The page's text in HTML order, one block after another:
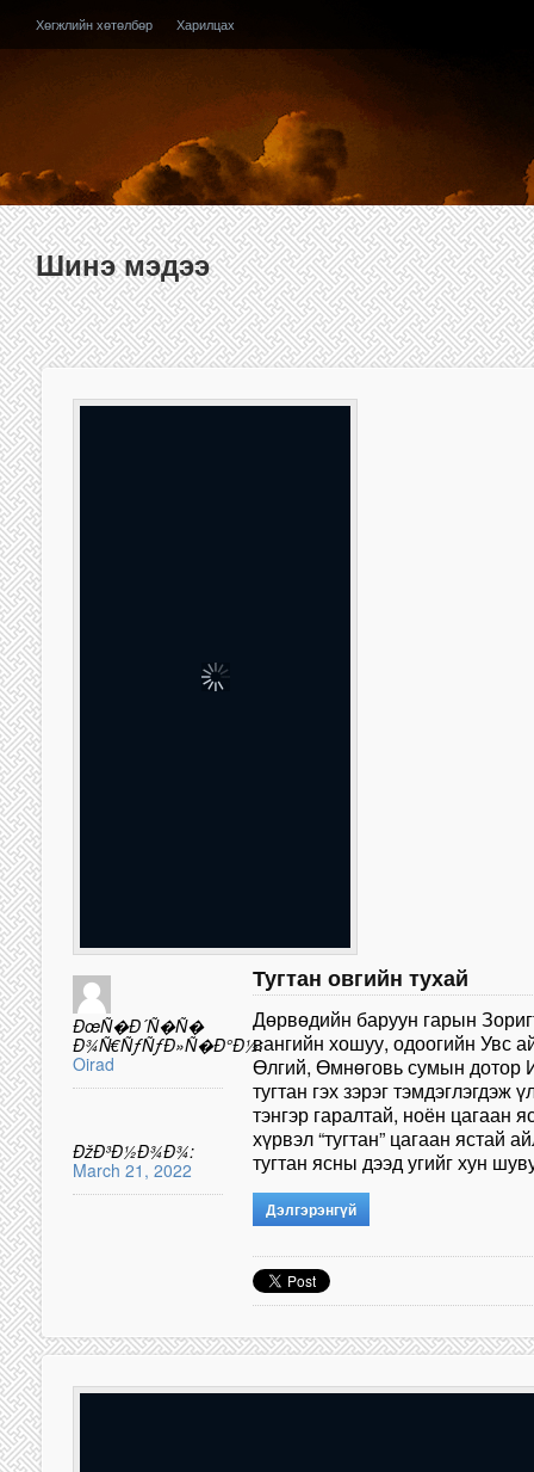
Хөгжлийн хөтөлбөр Харилцах
Шинэ мэдээ
ÐœÑ�Ð´Ñ�Ñ�
Ð¾Ñ€ÑƒÑƒÐ»Ñ�Ð°Ð½:
Oirad
ÐžÐ³Ð½Ð¾Ð¾:
March 21, 2022
Тугтан овгийн тухай
Дөрвөдийн баруун гарын
вангийн хошуу, одоогийн Увс
Өлгий, Өмнөговь сумын дотор
тугтан гэх зэрэг
тэнгэр гаралтай, ноён цагаан
хүрвэл “тугтан” цагаан ястай
тугтан ясны дээд угийг хун
Дэлгэрэнгүй